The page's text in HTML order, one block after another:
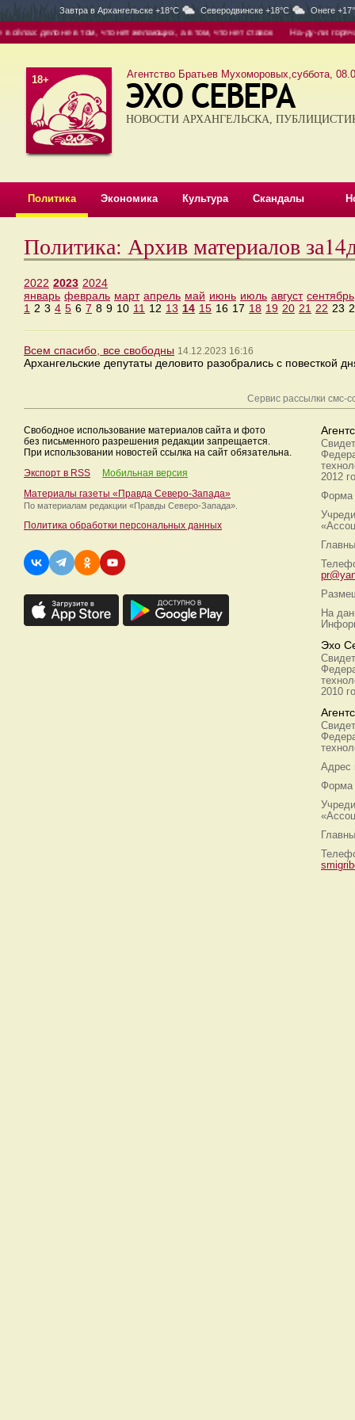
Завтра в Архангельске +18°C Северодвинске +18°C Онеге
дело не в том, что нет желающих, а в том, что нет ставок На-ду-ли: горячая
18+ Агентство Братьев Мухоморовых,суббота,
НОВОСТИ АРХАНГЕЛЬСКА,
Политика Экономика Культура Скандалы
Политика: Архив материалов
2022 2023 2024
январь февраль март апрель май июнь июль август сентябрь
1 2 3 4 5 6 7 8 9 10 11 12 13 14 15 16 17 18 19 20 21 22 23
Всем спасибо, все свободны 14.12.2023 16:16
Архангельские депутаты деловито разобрались с повесткой
Сервис рассылки смс-
Свободное использование материалов сайта и фото
без письменного разрешения редакции запрещается.
При использовании новостей ссылка на сайт обязательна.
Экспорт в RSS
Мобильная версия
Материалы газеты «Правда Северо-Запада»
По материалам редакции «Правды Северо-Запада».
Политика обработки персональных данных
2012
Форма
На
Эхо
2010
Адрес
Форма